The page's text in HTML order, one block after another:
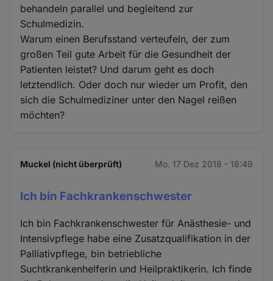
behandeln parallel und begleitend zur
Schulmedizin.
Warum einen Berufsstand verteufeln, der zum
großen Teil gute Arbeit für die Gesundheit der
Patienten leistet? Und darum geht es doch
letztendlich. Oder doch nur wieder um Profit, den
sich die Schulmediziner unter den Nagel reißen
möchten?
Muckel (nicht überprüft) Mo. 17 Dez 2018 - 18:49
Ich bin Fachkrankenschwester
Ich bin Fachkrankenschwester für Anästhesie- und
Intensivpflege habe eine Zusatzqualifikation in der
Palliativpflege, bin betriebliche
Suchtkrankenhelferin und Heilpraktikerin. Ich finde